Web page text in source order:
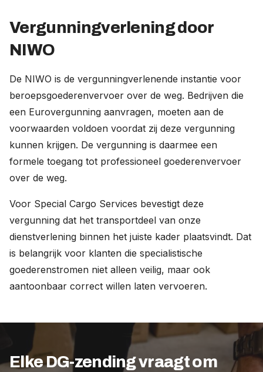
Vergunningverlening door
NIWO
De NIWO is de vergunningverlenende instantie voor
beroepsgoederenvervoer over de weg. Bedrijven die
een Eurovergunning aanvragen, moeten aan de
voorwaarden voldoen voordat zij deze vergunning
kunnen krijgen. De vergunning is daarmee een
formele toegang tot professioneel goederenvervoer
over de weg.
Voor Special Cargo Services bevestigt deze
vergunning dat het transportdeel van onze
dienstverlening binnen het juiste kader plaatsvindt. Dat
is belangrijk voor klanten die specialistische
goederenstromen niet alleen veilig, maar ook
aantoonbaar correct willen laten vervoeren.
Elke DG-zending vraagt om